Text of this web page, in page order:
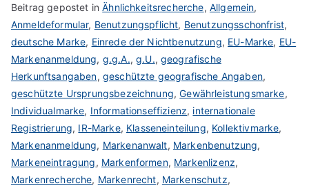
Beitrag gepostet inÄhnlichkeitsrecherche, Allgemein,
Anmeldeformular, Benutzungspflicht, Benutzungsschonfrist,
deutsche Marke, Einrede der Nichtbenutzung, EU-Marke, EU-
Markenanmeldung, g.g.A.,g.U., geografische
Herkunftsangaben, geschützte geografische Angaben,
geschützte Ursprungsbezeichnung,Gewährleistungsmarke,
Individualmarke, Informationseffizienz, internationale
Registrierung, IR-Marke, Klasseneinteilung, Kollektivmarke,
Markenanmeldung, Markenanwalt, Markenbenutzung,
Markeneintragung, Markenformen, Markenlizenz,
Markenrecherche, Markenrecht, Markenschutz,